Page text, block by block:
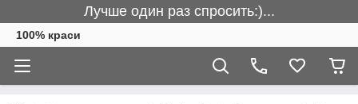
Лучше один раз спросить:)...
100% краси